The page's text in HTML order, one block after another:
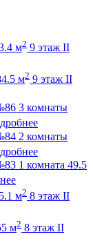
м2 9 этаж II
м2 9 этаж II
3 комнаты
2 комнаты
1 комната 49.5
м2 8 этаж II
м2 8 этаж II